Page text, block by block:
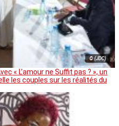
© (JDC)
« L’amour ne Suffit pas ? », un
les couples sur les réalités du